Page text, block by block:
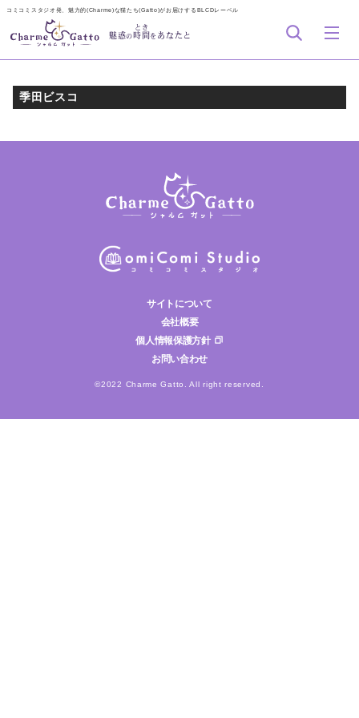
コミコミスタジオ発、魅力的(Charme)な猫たち(Gatto)がお届けするBLCDレーベル
魅惑の 時間
とき
を あなたと
季田ビスコ
サイトについて
会社概要
個人情報保護方針
お問い合わせ
©2022 Charme Gatto. All right reserved.